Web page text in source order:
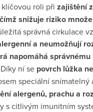
roli při zajištění
snižuje riziko
správná cirkulace
a neumožňují
napomáhá
ní se povrch lůžka
speciální
alergenů, prachu a
s citlivým imunitním